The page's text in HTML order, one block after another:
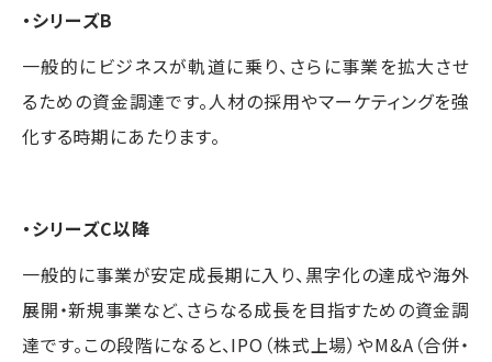
・シリーズB
一般的にビジネスが軌道に乗り、さらに事業を拡大させ
るための資金調達です。人材の採用やマーケティングを強
化する時期にあたります。
・シリーズC以降
一般的に事業が安定成長期に入り、黒字化の達成や海外
展開・新規事業など、さらなる成長を目指すための資金調
達です。この段階になると、IPO（株式上場）やM&A（合併・